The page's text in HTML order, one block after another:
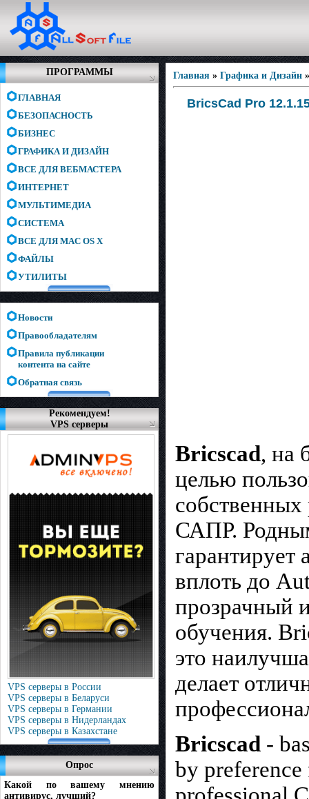
ПРОГРАММЫ
ГЛАВНАЯ
БЕЗОПАСНОСТЬ
БИЗНЕС
ГРАФИКА И ДИЗАЙН
ВСЕ ДЛЯ ВЕБМАСТЕРА
ИНТЕРНЕТ
МУЛЬТИМЕДИА
СИСТЕМА
ВСЕ ДЛЯ MAC OS X
ФАЙЛЫ
УТИЛИТЫ
Новости
Правообладателям
Правила публикации
контента на сайте
Обратная связь
Рекомендуем!
VPS серверы
VPS серверы в России
VPS серверы в Беларуси
VPS серверы в Германии
VPS серверы в Нидерландах
VPS серверы в Казахстане
Опрос
Какой по вашему мнению
антивирус, лучший?
Главная » Графика и Дизайн
BricsCad Pro
Bricscad, на
целью
САПР.
вплоть до
прозрачный
обучения.
это
делает
Bricscad -
by